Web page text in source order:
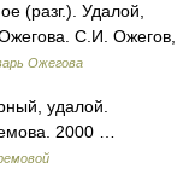
(разг.). Удалой,
С.И. Ожегов,
Ожегова
удалой.
2000 …